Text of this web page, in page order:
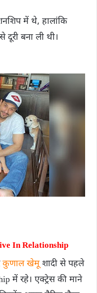
में थे, हालांकि
बना ली थी।
In Relationship
कुणाल खेमू शादी से पहले
में रहे। एक्ट्रेस की माने